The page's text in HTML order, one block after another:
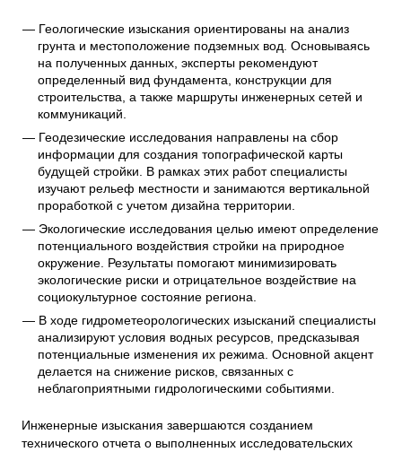
Геологические изыскания ориентированы на анализ
грунта и местоположение подземных вод. Основываясь
на полученных данных, эксперты рекомендуют
определенный вид фундамента, конструкции для
строительства, а также маршруты инженерных сетей и
коммуникаций.
Геодезические исследования направлены на сбор
информации для создания топографической карты
будущей стройки. В рамках этих работ специалисты
изучают рельеф местности и занимаются вертикальной
проработкой с учетом дизайна территории.
Экологические исследования целью имеют определение
потенциального воздействия стройки на природное
окружение. Результаты помогают минимизировать
экологические риски и отрицательное воздействие на
социокультурное состояние региона.
В ходе гидрометеорологических изысканий специалисты
анализируют условия водных ресурсов, предсказывая
потенциальные изменения их режима. Основной акцент
делается на снижение рисков, связанных с
неблагоприятными гидрологическими событиями.
Инженерные изыскания завершаются созданием
технического отчета о выполненных исследовательских